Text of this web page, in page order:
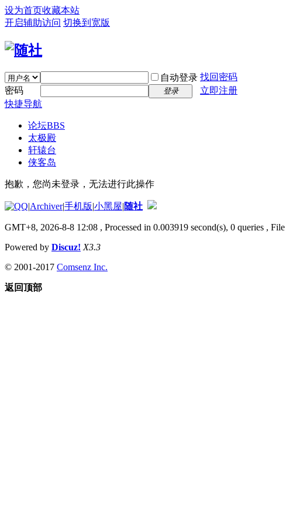
设为首页收藏本站
开启辅助访问 切换到宽版
自动登录 找回密码
密码
登录
立即注册
快捷导航
论坛BBS
太极殿
轩辕台
侠客岛
抱歉，您尚未登录，无法进行此操作
|Archiver|手机版|小黑屋|随社
GMT+8, 2026-8-8 12:08 , Processed in 0.003919 second(s), 0 queries ,
Powered by Discuz! X3.3
© 2001-2017 Comsenz Inc.
返回顶部